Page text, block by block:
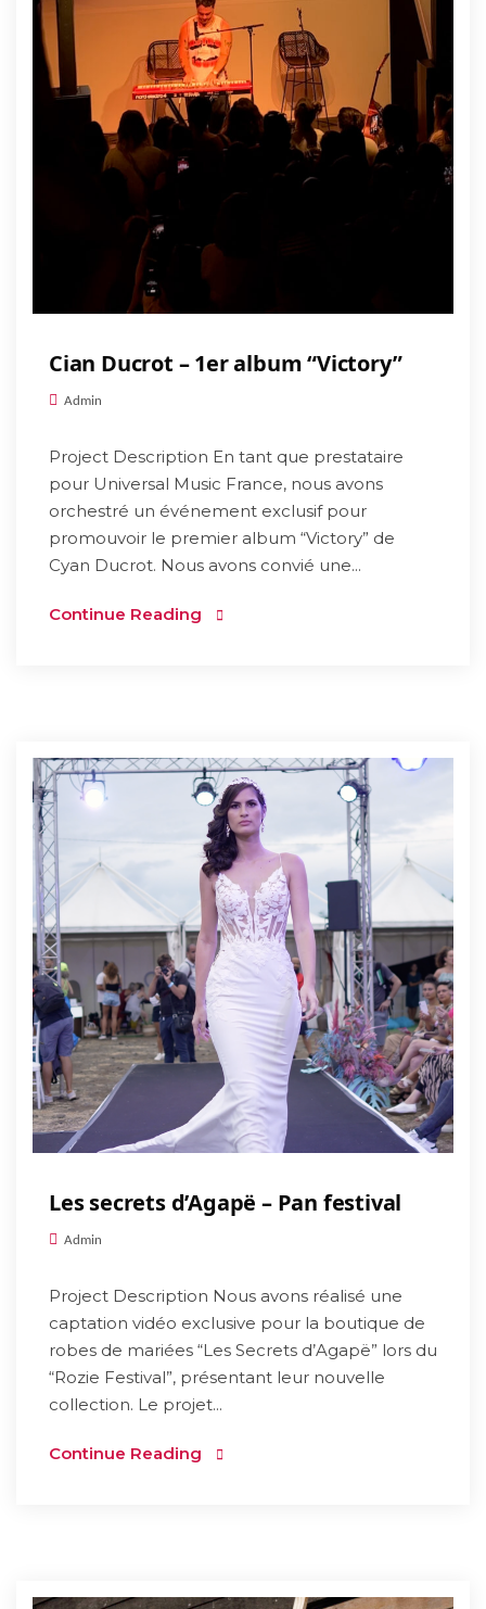
Cian Ducrot – 1er album “Victory”
Admin
Project Description En tant que prestataire
pour Universal Music France, nous avons
orchestré un événement exclusif pour
promouvoir le premier album “Victory” de
Cyan Ducrot. Nous avons convié une...
Continue Reading
Les secrets d’Agapë – Pan festival
Admin
Project Description Nous avons réalisé une
captation vidéo exclusive pour la boutique de
robes de mariées “Les Secrets d’Agapë” lors du
“Rozie Festival”, présentant leur nouvelle
collection. Le projet...
Continue Reading